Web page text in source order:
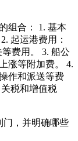
组合： 1. 基本
起运港费用：
费用。 3. 船公
涨等附加费。 4.
作和派送等费
税和增值税
门，并明确哪些